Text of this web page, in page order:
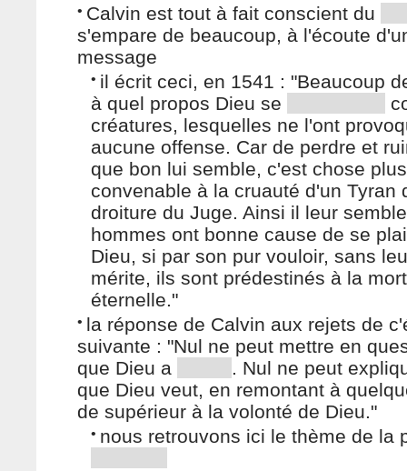
• Calvin est tout à fait conscient du
s'empare de beaucoup, à l'écoute
message
• il écrit ceci, en 1541 : "Beaucoup
à quel propos Dieu se
créatures, lesquelles ne l'ont
aucune offense. Car de perdre et
que bon lui semble, c'est chose plus
convenable à la cruauté d'un Tyran
droiture du Juge. Ainsi il leur
hommes ont bonne cause de se
Dieu, si par son pur vouloir, sans
mérite, ils sont prédestinés à la mort
éternelle."
• la réponse de Calvin aux rejets de
suivante : "Nul ne peut mettre en
que Dieu a
. Nul ne peut
que Dieu veut, en remontant à
de supérieur à la volonté de Dieu."
• nous retrouvons ici le thème de la